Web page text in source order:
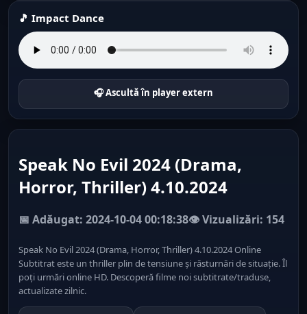
🎵 Impact Dance
🎧 Ascultă în player extern
Speak No Evil 2024 (Drama,
Horror, Thriller) 4.10.2024
📅 Adăugat: 2024-10-04 00:18:38👁️ Vizualizări: 154
Speak No Evil 2024 (Drama, Horror, Thriller) 4.10.2024 Online
Subtitrat este un thriller plin de tensiune și răsturnări de situație. Îl
poți urmări online HD. Descoperă filme noi subtitrate/traduse,
actualizate zilnic.